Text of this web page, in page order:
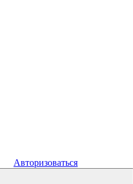
Авторизоваться